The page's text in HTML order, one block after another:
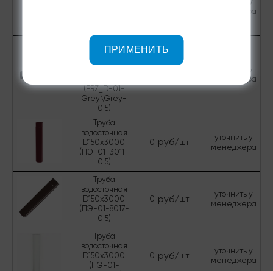
уточнить у
менеджера
водосточная
D100х2000
(FRZ_D-01-
Grey\Grey-
0.5)
уточнить у
менеджера
Труба
водосточная
D150х3000
(ПЭ-01-3011-
0.5)
0 руб/шт
уточнить у
менеджера
Труба
водосточная
D150х3000
(ПЭ-01-8017-
0.5)
0 руб/шт
уточнить у
менеджера
Труба
водосточная
D150х3000
(ПЭ-01-
0 руб/шт
уточнить у
менеджера
ПРИМЕНИТЬ